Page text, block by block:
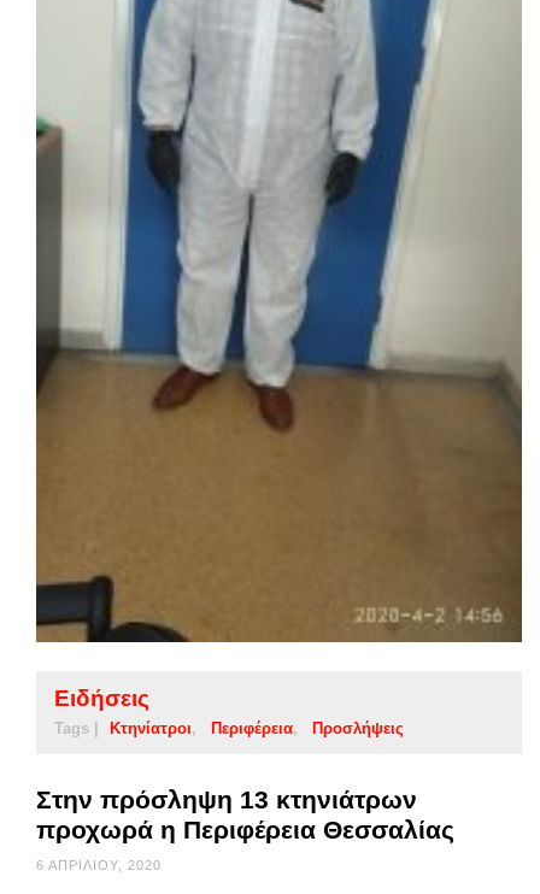
Ειδήσεις
Tags | Κτηνίατροι Περιφέρεια Προσλήψεις
Στην πρόσληψη 13 κτηνιάτρων
προχωρά η Περιφέρεια Θεσσαλίας
6 ΑΠΡΙΛΊΟΥ, 2020